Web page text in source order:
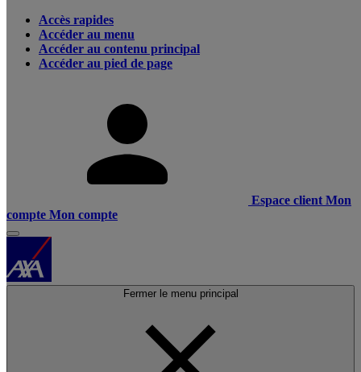
Accès rapides
Accéder au menu
Accéder au contenu principal
Accéder au pied de page
Espace client Mon
compte Mon compte
Fermer le menu principal